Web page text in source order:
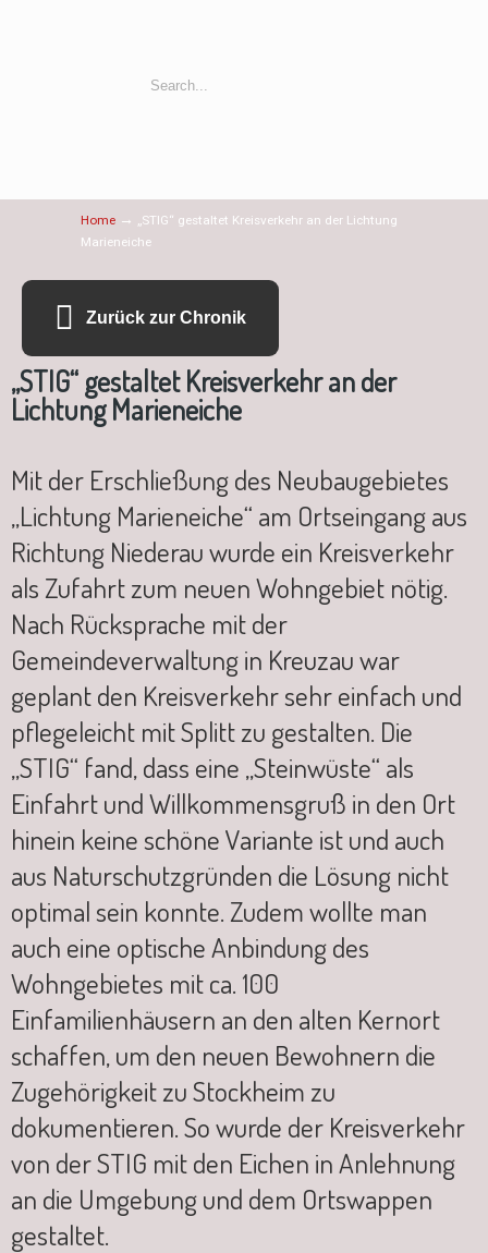
Home → „STIG“ gestaltet Kreisverkehr an der Lichtung
Marieneiche
Zurück zur Chronik
„STIG“ gestaltet Kreisverkehr an der
Lichtung Marieneiche
Mit der Erschließung des Neubaugebietes
„Lichtung Marieneiche“ am Ortseingang aus
Richtung Niederau wurde ein Kreisverkehr
als Zufahrt zum neuen Wohngebiet nötig.
Nach Rücksprache mit der
Gemeindeverwaltung in Kreuzau war
geplant den Kreisverkehr sehr einfach und
pflegeleicht mit Splitt zu gestalten. Die
„STIG“ fand, dass eine „Steinwüste“ als
Einfahrt und Willkommensgruß in den Ort
hinein keine schöne Variante ist und auch
aus Naturschutzgründen die Lösung nicht
optimal sein konnte. Zudem wollte man
auch eine optische Anbindung des
Wohngebietes mit ca. 100
Einfamilienhäusern an den alten Kernort
schaffen, um den neuen Bewohnern die
Zugehörigkeit zu Stockheim zu
dokumentieren. So wurde der Kreisverkehr
von der STIG mit den Eichen in Anlehnung
an die Umgebung und dem Ortswappen
gestaltet.